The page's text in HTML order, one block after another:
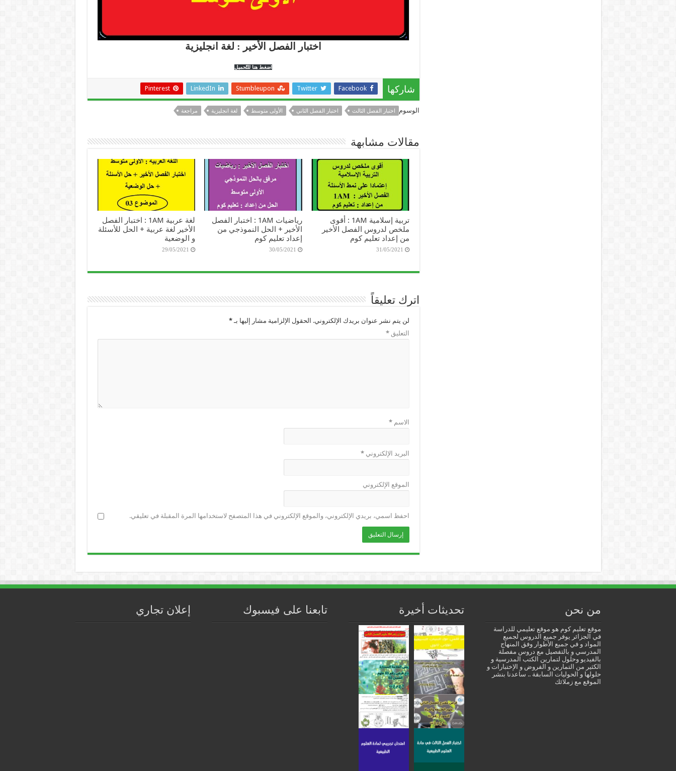
اختبار الفصل الأخير : لغة انجليزية
اضغط هنا للتّحميل
شاركها Facebook
Twitter
Stumbleupon
LinkedIn
Pinterest
الوسوم اختبار الفصل الثالث اختبار الفصل الثاني الأولى متوسط لغة انجليزية مراجعة
مقالات مشابهة
تربية إسلامية 1AM : أقوى
ملخص لدروس الفصل الأخير
من إعداد تعليم كوم
31/05/2021
رياضيات 1AM : اختبار الفصل
الأخير + الحل النموذجي من
إعداد تعليم كوم
30/05/2021
لغة عربية 1AM : اختبار الفصل
الأخير لغة عربية + الحل للأسئلة
و الوضعية
29/05/2021
اترك تعليقاً
لن يتم نشر عنوان بريدك الإلكتروني. الحقول الإلزامية مشار إليها بـ*
التعليق*
الاسم*
البريد الإلكتروني*
الموقع الإلكتروني
احفظ اسمي، بريدي الإلكتروني، والموقع الإلكتروني في هذا المتصفح لاستخدامها المرة المقبلة في تعليقي.
من نحن
موقع تعليم كوم هو موقع تعليمي للدراسة
في الجزائر يوفر جميع الدروس لجميع
المواد و في جميع الأطوار وفق المنهاج
المدرسي و بالتفصيل مع دروس مفصلة
بالفيديو وحلول لتمارين الكتب المدرسية و
الكثير من التمارين و الفروض و الإختبارات و
حلولها و الحوليات السابقة .. ساعدنا بنشر
الموقع مع زملائك
تحديثات أخيرة تابعنا على فيسبوك إعلان تجاري